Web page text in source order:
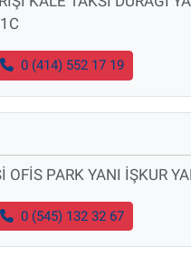
0 (414) 552 17 19
OFİS PARK YANI İŞKUR
0 (545) 132 32 67